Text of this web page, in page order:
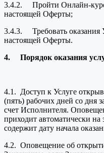
3.4.2. Пройти Онлайн-
настоящей Оферты;
3.4.3. Требовать оказания
настоящей Оферты.
4. Порядок оказания
4.1. Доступ к Услуге
(пять) рабочих дней со дня
счет Исполнителя.
приходит автоматически
содержит дату начала
4.2. Оповещение об